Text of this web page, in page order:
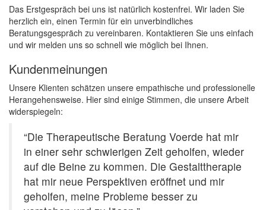
Das Erstgespräch bei uns ist natürlich kostenfrei. Wir laden Sie
herzlich ein, einen Termin für ein unverbindliches
Beratungsgespräch zu vereinbaren. Kontaktieren Sie uns einfach
und wir melden uns so schnell wie möglich bei Ihnen.
Kundenmeinungen
Unsere Klienten schätzen unsere empathische und professionelle
Herangehensweise. Hier sind einige Stimmen, die unsere Arbeit
widerspiegeln:
“Die Therapeutische Beratung Voerde hat mir
in einer sehr schwierigen Zeit geholfen, wieder
auf die Beine zu kommen. Die Gestalttherapie
hat mir neue Perspektiven eröffnet und mir
geholfen, meine Probleme besser zu